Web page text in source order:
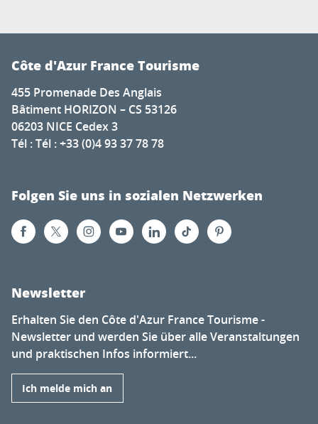
Côte d'Azur France Tourisme
455 Promenade Des Anglais
Bâtiment HORIZON – CS 53126
06203 NICE Cedex 3
Tél : Tél : +33 (0)4 93 37 78 78
Folgen Sie uns in sozialen Netzwerken
Newsletter
Erhalten Sie den Côte d'Azur France Tourisme -
Newsletter und werden Sie über alle Veranstaltungen
und praktischen Infos informiert...
Ich melde mich an